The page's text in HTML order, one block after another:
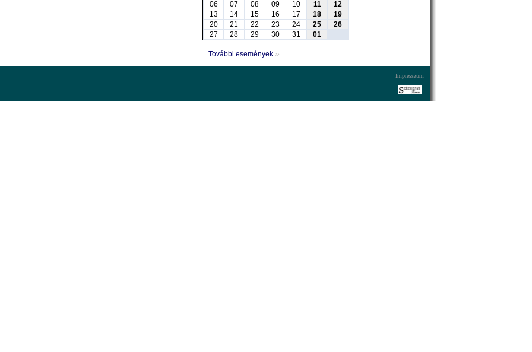
06
07 08 09 10 11
12
13
14 15 16 17 18
19
20
21 22 23 24 25
26
27
28 29 30 31 01
További események »
Impresszum